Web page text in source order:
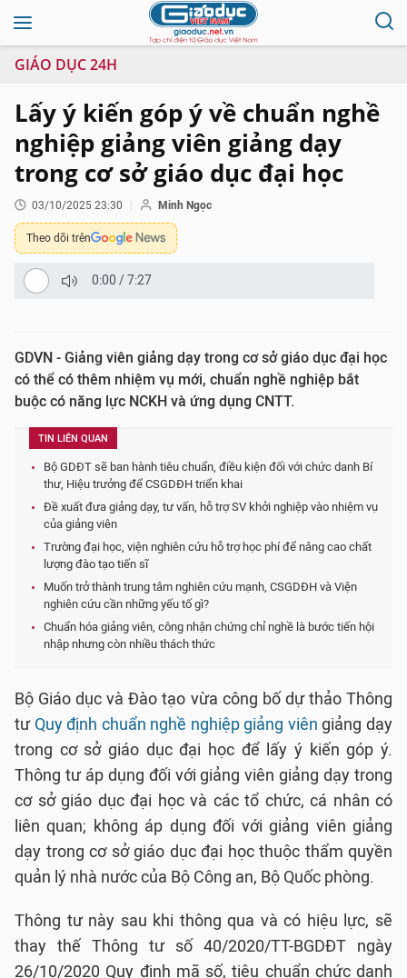
GIÁO DỤC 24H
Lấy ý kiến góp ý về chuẩn nghề
nghiệp giảng viên giảng dạy
trong cơ sở giáo dục đại học
03/10/2025 23:30 Minh Ngọc
Theo dõi trên
0:00 /7:27
GDVN - Giảng viên giảng dạy trong cơ sở giáo dục đại học
có thể có thêm nhiệm vụ mới, chuẩn nghề nghiệp bắt
buộc có năng lực NCKH và ứng dụng CNTT.
TIN LIÊN QUAN
Bộ GDĐT sẽ ban hành tiêu chuẩn, điều kiện đối với chức danh Bí
thư, Hiệu trưởng để CSGDĐH triển khai
Đề xuất đưa giảng dạy, tư vấn, hỗ trợ SV khởi nghiệp vào nhiệm vụ
của giảng viên
Trường đại học, viện nghiên cứu hỗ trợ học phí để nâng cao chất
lượng đào tạo tiến sĩ
Muốn trở thành trung tâm nghiên cứu mạnh, CSGDĐH và Viện
nghiên cứu cần những yếu tố gì?
Chuẩn hóa giảng viên, công nhận chứng chỉ nghề là bước tiến hội
nhập nhưng còn nhiều thách thức
Bộ Giáo dục và Đào tạo vừa công bố dự thảo Thông
tư Quy định chuẩn nghề nghiệp giảng viên giảng dạy
trong cơ sở giáo dục đại học để lấy ý kiến góp ý.
Thông tư áp dụng đối với giảng viên giảng dạy trong
cơ sở giáo dục đại học và các tổ chức, cá nhân có
liên quan; không áp dụng đối với giảng viên giảng
dạy trong cơ sở giáo dục đại học thuộc thẩm quyền
quản lý nhà nước của Bộ Công an, Bộ Quốc phòng.
Thông tư này sau khi thông qua và có hiệu lực, sẽ
thay thế Thông tư số 40/2020/TT-BGDĐT ngày
26/10/2020 Quy định mã số, tiêu chuẩn chức danh